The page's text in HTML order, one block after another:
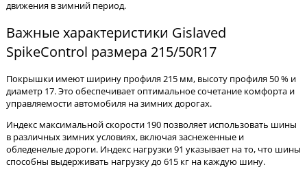
движения в зимний период.
Важные характеристики Gislaved
SpikeControl размера 215/50R17
Покрышки имеют ширину профиля 215 мм, высоту профиля 50 % и
диаметр 17. Это обеспечивает оптимальное сочетание комфорта и
управляемости автомобиля на зимних дорогах.
Индекс максимальной скорости 190 позволяет использовать шины
в различных зимних условиях, включая заснеженные и
обледенелые дороги. Индекс нагрузки 91 указывает на то, что шины
способны выдерживать нагрузку до 615 кг на каждую шину.